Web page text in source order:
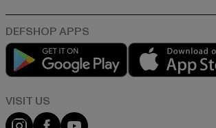
Play market
Visit our Instagram page:
Visit our Facebook page:
Visit our YouTube channel: